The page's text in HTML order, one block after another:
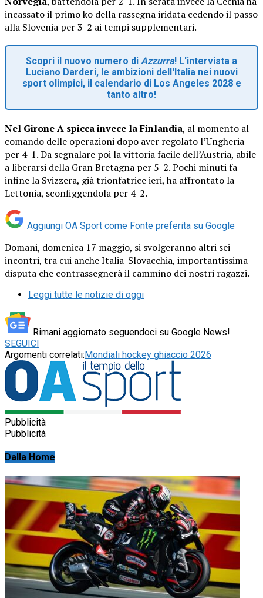
incassato il primo ko della rassegna iridata cedendo il passo
alla Slovenia per 3-2 ai tempi supplementari.
Scopri il nuovo numero di Azzurra! L'intervista a
Luciano Darderi, le ambizioni dell'Italia nei nuovi
sport olimpici, il calendario di Los Angeles 2028 e
tanto altro!
Nel Girone A spicca invece la Finlandia, al momento al
comando delle operazioni dopo aver regolato l’Ungheria
per 4-1. Da segnalare poi la vittoria facile dell’Austria, abile
a liberarsi della Gran Bretagna per 5-2. Pochi minuti fa
infine la Svizzera, già trionfatrice ieri, ha affrontato la
Lettonia, sconfiggendola per 4-2.
Aggiungi OA Sport come Fonte preferita su Google
Domani, domenica 17 maggio, si svolgeranno altri sei
incontri, tra cui anche Italia-Slovacchia, importantissima
disputa che contrassegnerà il cammino dei nostri ragazzi.
Leggi tutte le notizie di oggi
Rimani aggiornato seguendoci su Google News!
SEGUICI
Argomenti correlati:Mondiali hockey ghiaccio 2026
Pubblicità
Pubblicità
Dalla Home